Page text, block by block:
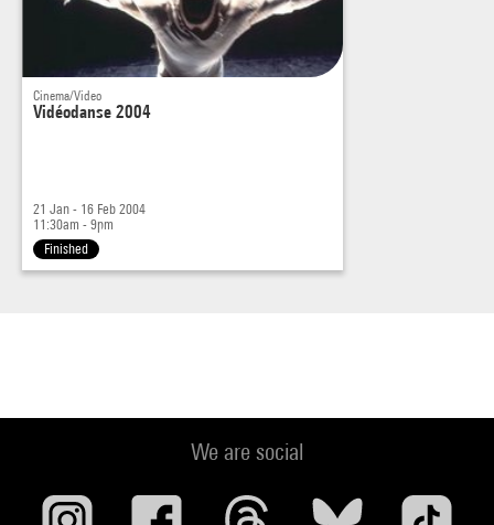
Cinema/Video
Vidéodanse 2004
21 Jan - 16 Feb 2004
11:30am - 9pm
Finished
We are social